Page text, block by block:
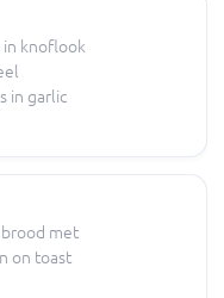
knoflook
in garlic
met
on toast